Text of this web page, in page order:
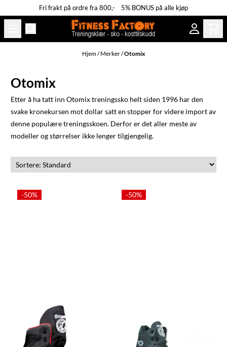
Hopp til innholdFri frakt på ordre fra 800,- 5% BONUS på alle kjøp
Hjem/Merker/Otomix
Otomix
Etter å ha tatt inn Otomix treningssko helt siden 1996 har den
svake kronekursen mot dollar satt en stopper for videre import av
denne populære treningsskoen. Derfor er det aller meste av
modeller og størrelser ikke lenger tilgjengelig.
-50% -50%